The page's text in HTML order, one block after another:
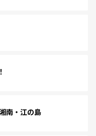
南・江の島